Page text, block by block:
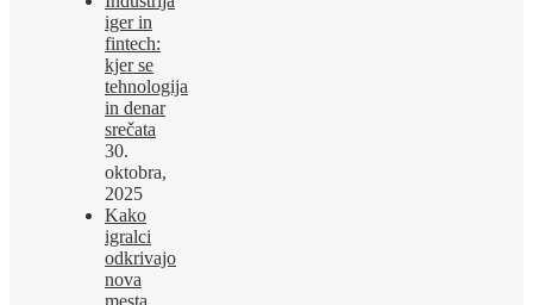
iger in
fintech:
kjer se
tehnologija
in denar
srečata
30.
oktobra,
2025
Kako
igralci
odkrivajo
nova